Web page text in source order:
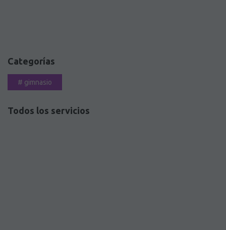
Categorías
# gimnasio
Todos los servicios